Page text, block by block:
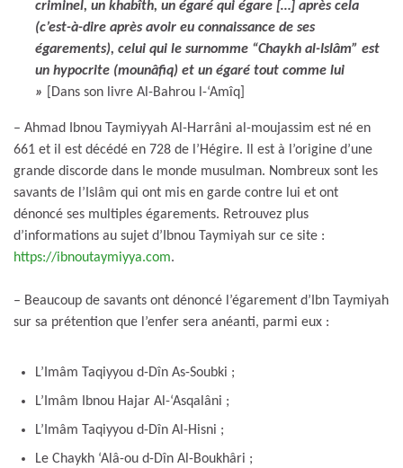
criminel, un khabîth, un égaré qui égare […] après cela
(c’est-à-dire après avoir eu connaissance de ses
égarements), celui qui le surnomme “Chaykh al-Islâm” est
un hypocrite (mounâfiq) et un égaré tout comme lui
»
[Dans son livre Al-Bahrou l-‘Amîq]
– Ahmad Ibnou Taymiyyah Al-Harrâni al-moujassim est né en
661 et il est décédé en 728 de l’Hégire. Il est à l’origine d’une
grande discorde dans le monde musulman. Nombreux sont les
savants de l’Islâm qui ont mis en garde contre lui et ont
dénoncé ses multiples égarements. Retrouvez plus
d’informations au sujet d’Ibnou Taymiyah sur ce site :
https://ibnoutaymiyya.com.
– Beaucoup de savants ont dénoncé l’égarement d’Ibn Taymiyah
sur sa prétention que l’enfer sera anéanti, parmi eux :
L’Imâm Taqiyyou d-Dîn As-Soubki ;
L’Imâm Ibnou Hajar Al-‘Asqalâni ;
L’Imâm Taqiyyou d-Dîn Al-Hisni ;
Le Chaykh ‘Alâ-ou d-Dîn Al-Boukhâri ;